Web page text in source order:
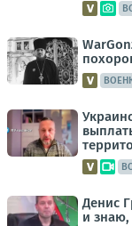
Денис
и